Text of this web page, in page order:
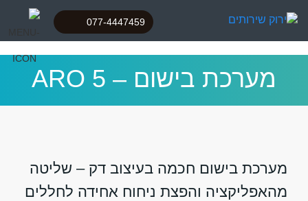
077-4447459
מערכת בישום – ARO 5
מערכת בישום חכמה בעיצוב דק – שליטה
מהאפליקציה והפצת ניחוח אחידה לחללים